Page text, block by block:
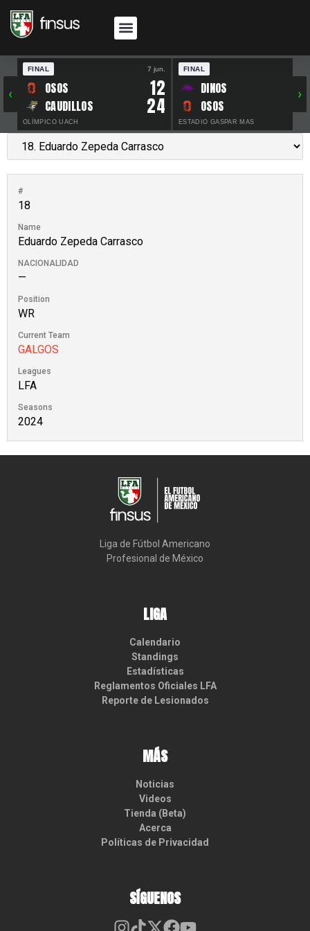
‹
FINAL 7 jun.
OSOS 12
CAUDILLOS 24
OLÍMPICO UACH
FINAL
DINOS
OSOS
ESTADIO GASPAR MAS
›
#
18
Name
Eduardo Zepeda Carrasco
NACIONALIDAD
—
Position
WR
Current Team
GALGOS
Leagues
LFA
Seasons
2024
Liga de Fútbol Americano
Profesional de México
LIGA
Calendario
Standings
Estadísticas
Reglamentos Oficiales LFA
Reporte de Lesionados
MÁS
Noticias
Videos
Tienda (Beta)
Acerca
Políticas de Privacidad
SÍGUENOS